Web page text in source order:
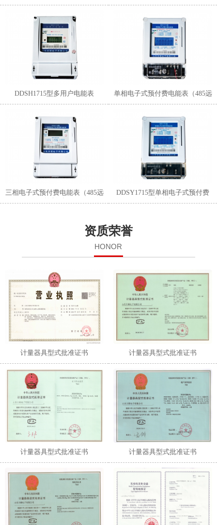
表 ）
DDSH1715型多用户电能表
单相电子式预付费电能表（485远
传控制型）
三相电子式预付费电能表（485远
传控制型）
DDSY1715型单相电子式预付费
电能表
资质荣誉
HONOR
计量器具型式批准证书 计量器具型式批准证书
计量器具型式批准证书 计量器具型式批准证书